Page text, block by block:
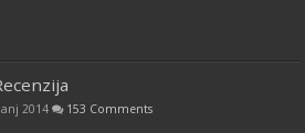
2014 153 Comments